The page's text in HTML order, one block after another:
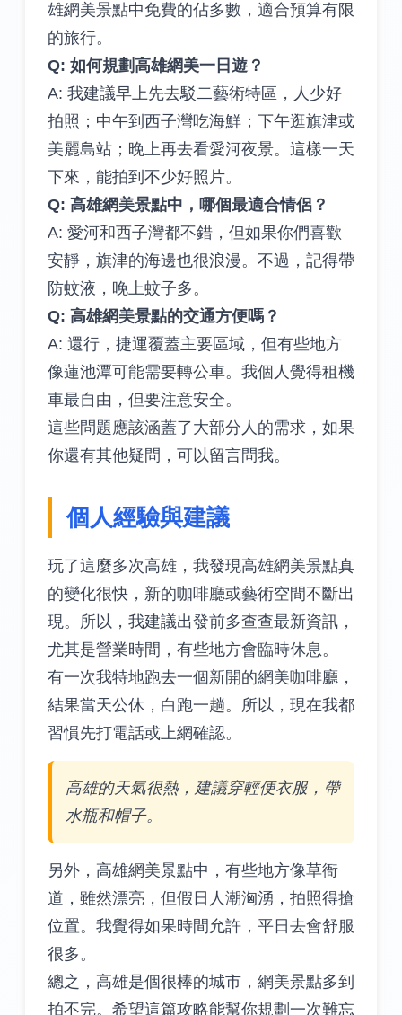
雄網美景點中免費的佔多數，適合預算有限
的旅行。
Q: 如何規劃高雄網美一日遊？
A: 我建議早上先去駁二藝術特區，人少好
拍照；中午到西子灣吃海鮮；下午逛旗津或
美麗島站；晚上再去看愛河夜景。這樣一天
下來，能拍到不少好照片。
Q: 高雄網美景點中，哪個最適合情侶？
A: 愛河和西子灣都不錯，但如果你們喜歡
安靜，旗津的海邊也很浪漫。不過，記得帶
防蚊液，晚上蚊子多。
Q: 高雄網美景點的交通方便嗎？
A: 還行，捷運覆蓋主要區域，但有些地方
像蓮池潭可能需要轉公車。我個人覺得租機
車最自由，但要注意安全。
這些問題應該涵蓋了大部分人的需求，如果
你還有其他疑問，可以留言問我。
個人經驗與建議
玩了這麼多次高雄，我發現高雄網美景點真
的變化很快，新的咖啡廳或藝術空間不斷出
現。所以，我建議出發前多查查最新資訊，
尤其是營業時間，有些地方會臨時休息。
有一次我特地跑去一個新開的網美咖啡廳，
結果當天公休，白跑一趟。所以，現在我都
習慣先打電話或上網確認。
高雄的天氣很熱，建議穿輕便衣服，帶
水瓶和帽子。
另外，高雄網美景點中，有些地方像草衙
道，雖然漂亮，但假日人潮洶湧，拍照得搶
位置。我覺得如果時間允許，平日去會舒服
很多。
總之，高雄是個很棒的城市，網美景點多到
拍不完。希望這篇攻略能幫你規劃一次難忘